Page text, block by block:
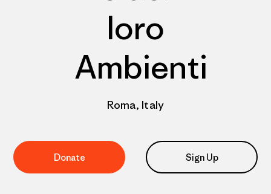
loro
Ambienti
Roma, Italy
Donate Sign Up